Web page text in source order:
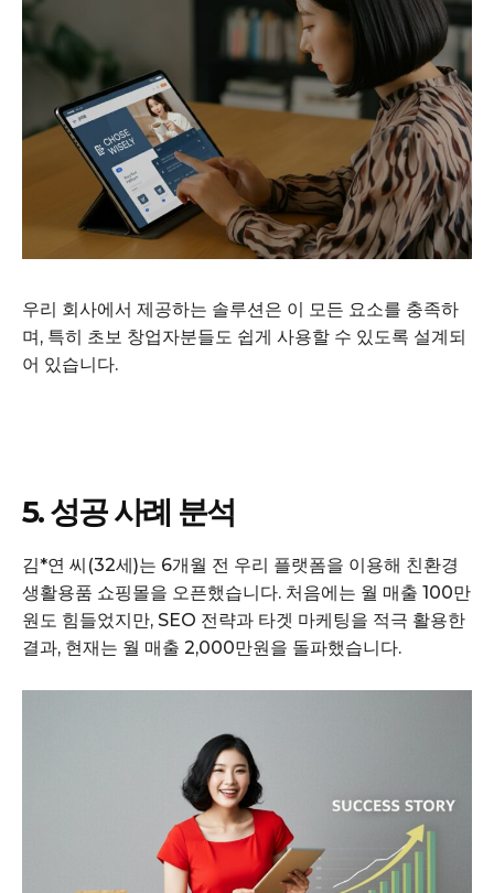
GB leader
우리 회사에서 제공하는 솔루션은 이 모든 요소를 충족하
며, 특히 초보 창업자분들도 쉽게 사용할 수 있도록 설계되
어 있습니다.
5. 성공 사례 분석
김*연 씨(32세)는 6개월 전 우리 플랫폼을 이용해 친환경
생활용품 쇼핑몰을 오픈했습니다. 처음에는 월 매출 100만
원도 힘들었지만, SEO 전략과 타겟 마케팅을 적극 활용한
결과, 현재는 월 매출 2,000만원을 돌파했습니다.